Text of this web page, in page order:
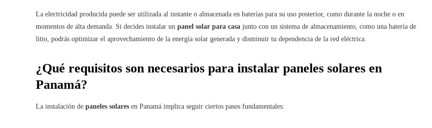
La electricidad producida puede ser utilizada al instante o almacenada en baterías para su uso posterior, como durante la noche o en
momentos de alta demanda. Si decides instalar un panel solar para casa junto con un sistema de almacenamiento, como una batería de
litio, podrás optimizar el aprovechamiento de la energía solar generada y disminuir tu dependencia de la red eléctrica.
¿Qué requisitos son necesarios para instalar paneles solares en
Panamá?
La instalación de paneles solares en Panamá implica seguir ciertos pasos fundamentales: